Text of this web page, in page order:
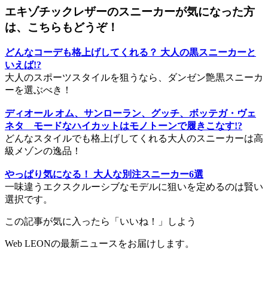
エキゾチックレザーのスニーカーが気になった方
は、こちらもどうぞ！
どんなコーデも格上げしてくれる？ 大人の黒スニーカーと
いえば!?
大人のスポーツスタイルを狙うなら、ダンゼン艶黒スニーカ
ーを選ぶべき！
ディオール オム、サンローラン、グッチ、ボッテガ・ヴェ
ネタ モードなハイカットはモノトーンで履きこなす!?
どんなスタイルでも格上げしてくれる大人のスニーカーは高
級メゾンの逸品！
やっぱり気になる！ 大人な別注スニーカー6選
一味違うエクスクルーシブなモデルに狙いを定めるのは賢い
選択です。
この記事が気に入ったら「いいね！」しよう
Web LEONの最新ニュースをお届けします。